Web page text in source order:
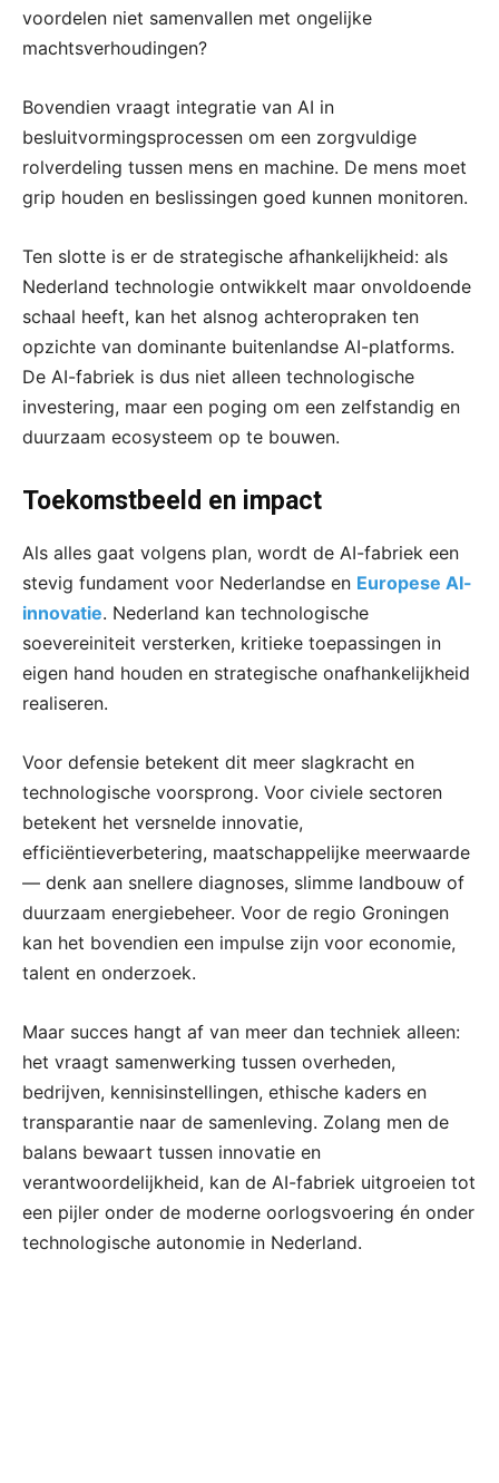
voordelen niet samenvallen met ongelijke
machtsverhoudingen?
Bovendien vraagt integratie van AI in
besluitvormingsprocessen om een zorgvuldige
rolverdeling tussen mens en machine. De mens moet
grip houden en beslissingen goed kunnen monitoren.
Ten slotte is er de strategische afhankelijkheid: als
Nederland technologie ontwikkelt maar onvoldoende
schaal heeft, kan het alsnog achteropraken ten
opzichte van dominante buitenlandse AI-platforms.
De AI-fabriek is dus niet alleen technologische
investering, maar een poging om een zelfstandig en
duurzaam ecosysteem op te bouwen.
Toekomstbeeld en impact
Als alles gaat volgens plan, wordt de AI-fabriek een
stevig fundament voor Nederlandse en Europese AI-
innovatie. Nederland kan technologische
soevereiniteit versterken, kritieke toepassingen in
eigen hand houden en strategische onafhankelijkheid
realiseren.
Voor defensie betekent dit meer slagkracht en
technologische voorsprong. Voor civiele sectoren
betekent het versnelde innovatie,
efficiëntieverbetering, maatschappelijke meerwaarde
— denk aan snellere diagnoses, slimme landbouw of
duurzaam energiebeheer. Voor de regio Groningen
kan het bovendien een impulse zijn voor economie,
talent en onderzoek.
Maar succes hangt af van meer dan techniek alleen:
het vraagt samenwerking tussen overheden,
bedrijven, kennisinstellingen, ethische kaders en
transparantie naar de samenleving. Zolang men de
balans bewaart tussen innovatie en
verantwoordelijkheid, kan de AI-fabriek uitgroeien tot
een pijler onder de moderne oorlogsvoering én onder
technologische autonomie in Nederland.